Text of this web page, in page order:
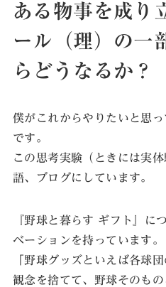
ある物事を成り
ール（理）の一
らどうなるか？
僕がこれからやりたいと思
です。
この思考実験（ときには実
語、ブログにしています。
『野球と暮らす ギフト』に
ベーションを持っています。
「野球グッズといえば各球
観念を捨てて、野球そのも